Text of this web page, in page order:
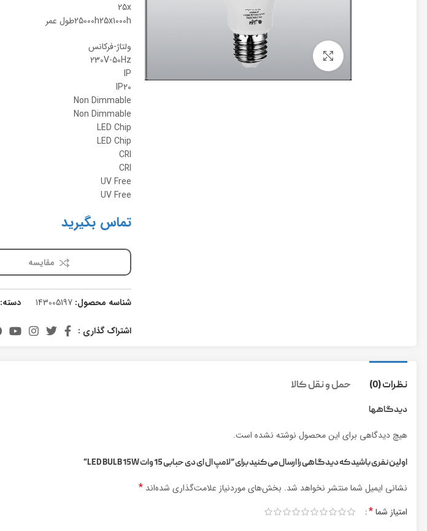
برای بزرگنمایی کلیک کنید
25x
25000h25x1000hطول عمر
ولتاژ-فرکانس
230V-50Hz
IP
IP20
Non Dimmable
Non Dimmable
LED Chip
LED Chip
CRI
CRI
UV Free
UV Free
تماس بگیرید
مقایسه
شناسه محصول:143005197 دسته:
اشتراک گذاری :
نظرات (0) حمل و نقل کالا
دیدگاهها
هیچ دیدگاهی برای این محصول نوشته نشده است.
اولین نفری باشید که دیدگاهی را ارسال می کنید برای “لامپ ال ای دی حبابی 15 وات LED BULB 15W”
نشانی ایمیل شما منتشر نخواهد شد. بخش‌های موردنیاز علامت‌گذاری شده‌اند *
امتیاز شما*